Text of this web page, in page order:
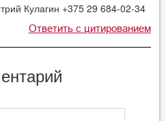
Кулагин +375 29 684-02-34
Ответить с цитированием